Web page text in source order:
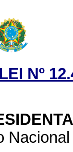
LEI Nº